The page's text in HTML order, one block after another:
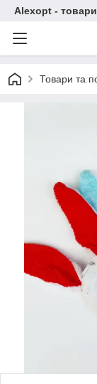
Alexopt -
Товари та